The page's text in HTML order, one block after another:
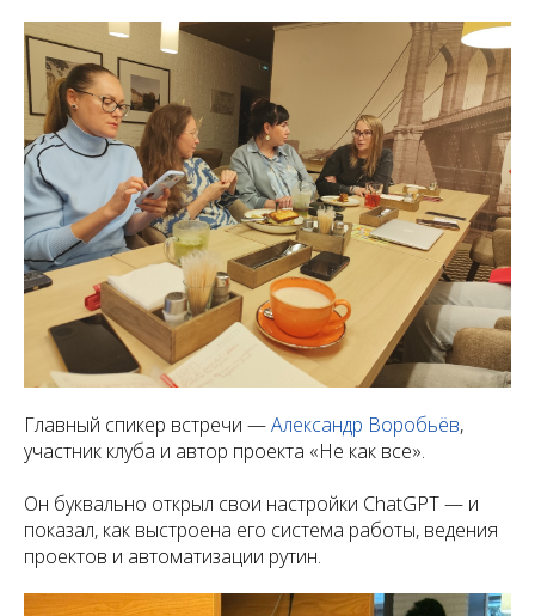
Главный спикер встречи —Александр Воробьёв,
участник клуба и автор проекта «Не как все».
Он буквально открыл свои настройки ChatGPT — и
показал, как выстроена его система работы, ведения
проектов и автоматизации рутин.